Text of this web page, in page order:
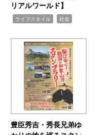
リアルワールド】
ライフスタイル 社会
豊臣秀吉・秀長兄弟ゆ